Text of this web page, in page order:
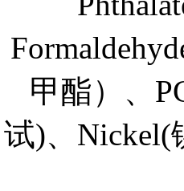
甲酯）、
试)、Nickel(